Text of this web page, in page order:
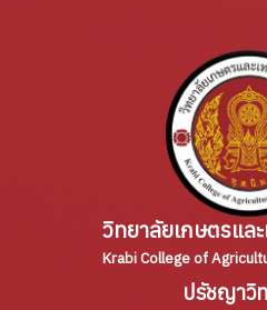
วิทยาลัยเกษตรแล
Krabi College of
ปรัชญาวิ